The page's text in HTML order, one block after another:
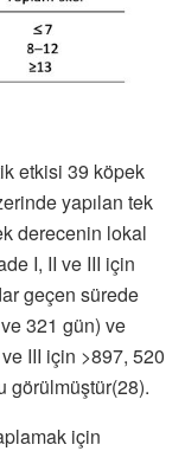
etkisi 39 köpek
yapılan tek
derecenin lokal
I, II ve III için
geçen sürede
321 gün) ve
III için >897, 520
görülmüştür(28).
için